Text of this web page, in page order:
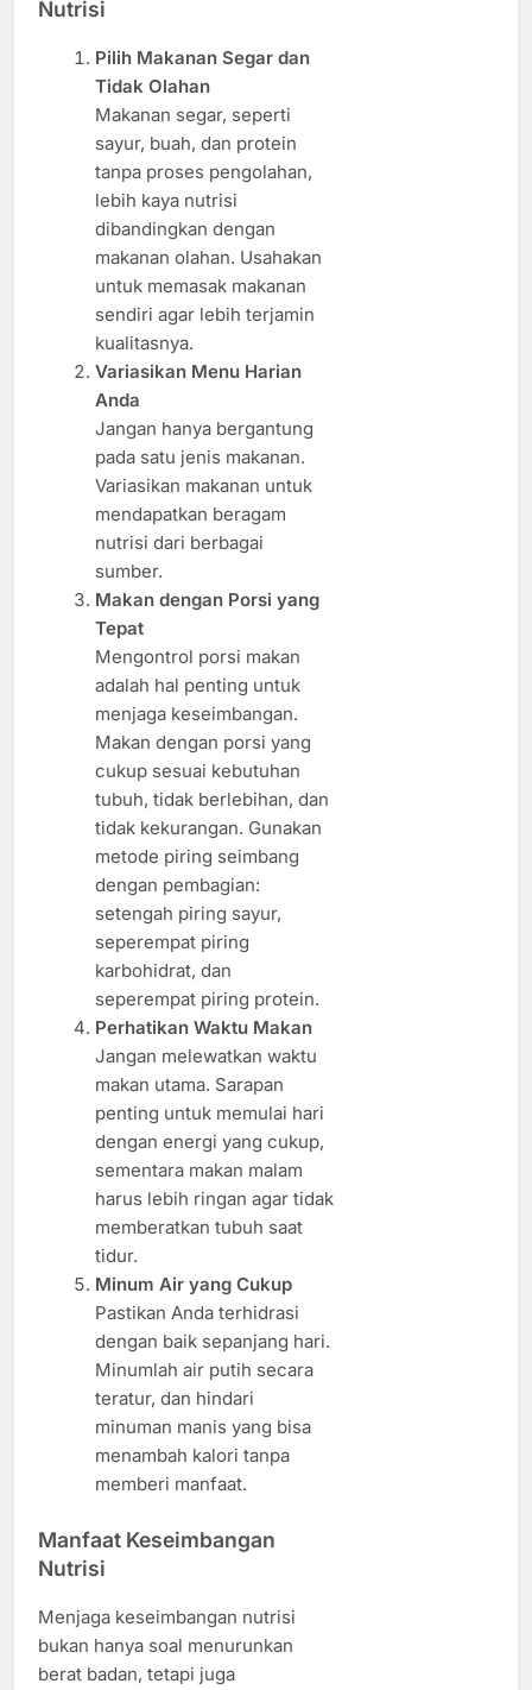
Nutrisi
Pilih Makanan Segar dan
Tidak Olahan
Makanan segar, seperti
sayur, buah, dan protein
tanpa proses pengolahan,
lebih kaya nutrisi
dibandingkan dengan
makanan olahan. Usahakan
untuk memasak makanan
sendiri agar lebih terjamin
kualitasnya.
Variasikan Menu Harian
Anda
Jangan hanya bergantung
pada satu jenis makanan.
Variasikan makanan untuk
mendapatkan beragam
nutrisi dari berbagai
sumber.
Makan dengan Porsi yang
Tepat
Mengontrol porsi makan
adalah hal penting untuk
menjaga keseimbangan.
Makan dengan porsi yang
cukup sesuai kebutuhan
tubuh, tidak berlebihan, dan
tidak kekurangan. Gunakan
metode piring seimbang
dengan pembagian:
setengah piring sayur,
seperempat piring
karbohidrat, dan
seperempat piring protein.
Perhatikan Waktu Makan
Jangan melewatkan waktu
makan utama. Sarapan
penting untuk memulai hari
dengan energi yang cukup,
sementara makan malam
harus lebih ringan agar tidak
memberatkan tubuh saat
tidur.
Minum Air yang Cukup
Pastikan Anda terhidrasi
dengan baik sepanjang hari.
Minumlah air putih secara
teratur, dan hindari
minuman manis yang bisa
menambah kalori tanpa
memberi manfaat.
Manfaat Keseimbangan
Nutrisi
Menjaga keseimbangan nutrisi
bukan hanya soal menurunkan
berat badan, tetapi juga